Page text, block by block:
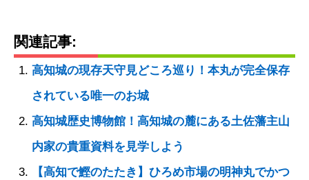
関連記事:
高知城の現存天守見どころ巡り！本丸が完全保存
されている唯一のお城
高知城歴史博物館！高知城の麓にある土佐藩主山
内家の貴重資料を見学しよう
【高知で鰹のたたき】ひろめ市場の明神丸でかつ